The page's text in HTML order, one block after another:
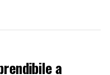
con grinta, ritmo
ma ha consolidato la
autorità dagli inseguitori e
a